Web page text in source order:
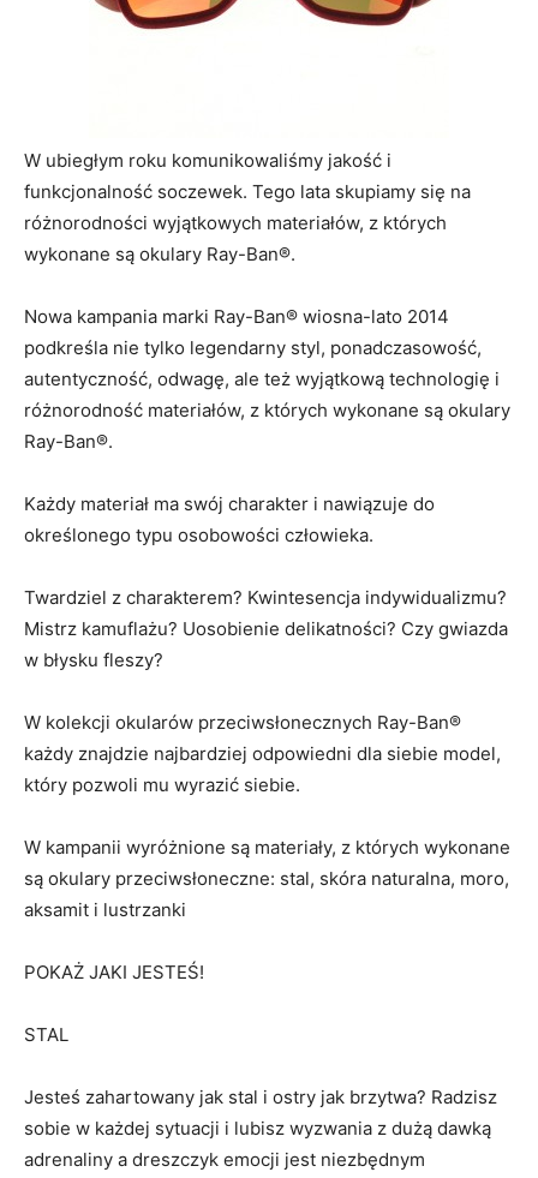
W ubiegłym roku komunikowaliśmy jakość i
funkcjonalność soczewek. Tego lata skupiamy się na
różnorodności wyjątkowych materiałów, z których
wykonane są okulary Ray-Ban®.
Nowa kampania marki Ray-Ban® wiosna-lato 2014
podkreśla nie tylko legendarny styl, ponadczasowość,
autentyczność, odwagę, ale też wyjątkową technologię i
różnorodność materiałów, z których wykonane są okulary
Ray-Ban®.
Każdy materiał ma swój charakter i nawiązuje do
określonego typu osobowości człowieka.
Twardziel z charakterem? Kwintesencja indywidualizmu?
Mistrz kamuflażu? Uosobienie delikatności? Czy gwiazda
w błysku fleszy?
W kolekcji okularów przeciwsłonecznych Ray-Ban®
każdy znajdzie najbardziej odpowiedni dla siebie model,
który pozwoli mu wyrazić siebie.
W kampanii wyróżnione są materiały, z których wykonane
są okulary przeciwsłoneczne: stal, skóra naturalna, moro,
aksamit i lustrzanki
POKAŻ JAKI JESTEŚ!
STAL
Jesteś zahartowany jak stal i ostry jak brzytwa? Radzisz
sobie w każdej sytuacji i lubisz wyzwania z dużą dawką
adrenaliny a dreszczyk emocji jest niezbędnym